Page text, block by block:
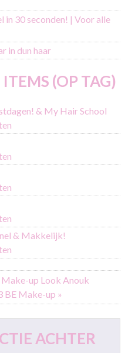
in 30 seconden! | Voor alle
in dun haar
(OP TAG)
& My Hair School
& Makkelijk!
Make-up Look Anouk
BE Make-up »
ACHTER